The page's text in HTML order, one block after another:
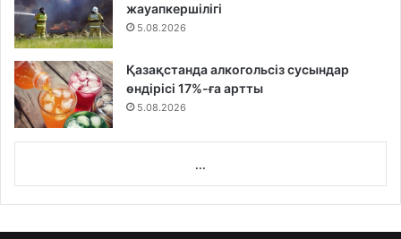
жауапкершілігі
5.08.2026
Қазақстанда алкогольсіз сусындар
өндірісі 17%-ға артты
5.08.2026
...